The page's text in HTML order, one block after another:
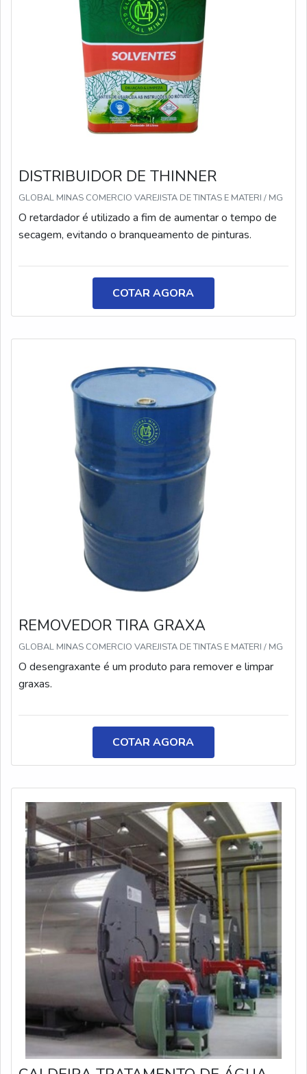
com máximo desempenho, dispondo de profissionais
que estão dispostos a oferecer todo apoio e suporte
necessários. Desse modo, o cliente se sentirá seguro e
confiante. A aplicação do detergente costuma ser feita
em: Superfícies diversas;Revestimentos;Chapas e
fogões;Preparo de pinturas. PROCURANDO POR
FORNECEDOR DE DETERGENTE CLORADOConte
com a Solint Química, que está desde 1990 no mercado!
componentes de alta qualidade, tecnologia de ponta e
rentabilidade nos produtos. A empresa estende o
atendimento em todo o Brasil, visando a satisfação dos
clientes.
DISTRIBUIDOR DE THINNER
GLOBAL MINAS COMERCIO VAREJISTA DE TINTAS E MATERI / MG
O retardador é utilizado a fim de aumentar o tempo de
secagem, evitando o branqueamento de pinturas.
COTAR AGORA
REMOVEDOR TIRA GRAXA
GLOBAL MINAS COMERCIO VAREJISTA DE TINTAS E MATERI / MG
O desengraxante é um produto para remover e limpar
graxas.
COTAR AGORA